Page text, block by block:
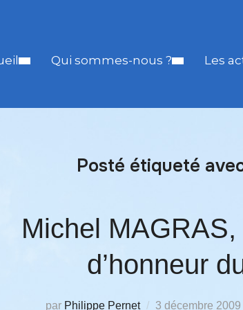
Qui sommes-nous ? Les
Posté étiqueté
Michel
d’honneur
par Philippe Pernet 3 décembre 2009